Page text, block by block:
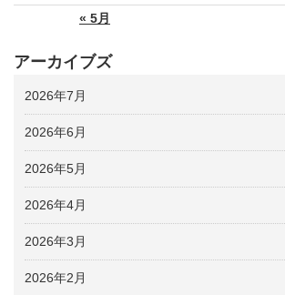
« 5月
アーカイブズ
2026年7月
2026年6月
2026年5月
2026年4月
2026年3月
2026年2月